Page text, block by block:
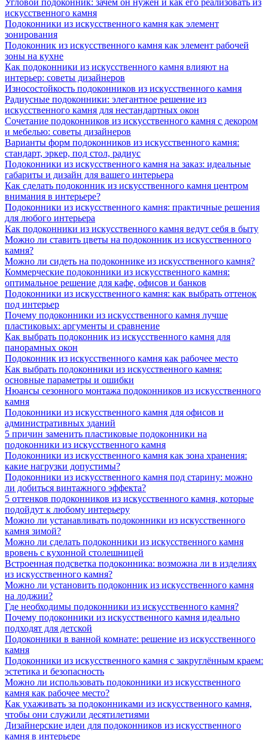
искусственного камня
Подоконники из искусственного камня как элемент
зонирования
Подоконник из искусственного камня как элемент рабочей
зоны на кухне
Как подоконники из искусственного камня влияют на
интерьер: советы дизайнеров
Износостойкость подоконников из искусственного камня
Радиусные подоконники: элегантное решение из
искусственного камня для нестандартных окон
Сочетание подоконников из искусственного камня с декором
и мебелью: советы дизайнеров
Варианты форм подоконников из искусственного камня:
стандарт, эркер, под стол, радиус
Подоконники из искусственного камня на заказ: идеальные
габариты и дизайн для вашего интерьера
Как сделать подоконник из искусственного камня центром
внимания в интерьере?
Подоконники из искусственного камня: практичные решения
для любого интерьера
Как подоконники из искусственного камня ведут себя в быту
Можно ли ставить цветы на подоконник из искусственного
камня?
Можно ли сидеть на подоконнике из искусственного камня?
Коммерческие подоконники из искусственного камня:
оптимальное решение для кафе, офисов и банков
Подоконники из искусственного камня: как выбрать оттенок
под интерьер
Почему подоконники из искусственного камня лучше
пластиковых: аргументы и сравнение
Как выбрать подоконник из искусственного камня для
панорамных окон
Подоконник из искусственного камня как рабочее место
Как выбрать подоконники из искусственного камня:
основные параметры и ошибки
Нюансы сезонного монтажа подоконников из искусственного
камня
Подоконники из искусственного камня для офисов и
административных зданий
5 причин заменить пластиковые подоконники на
подоконники из искусственного камня
Подоконники из искусственного камня как зона хранения:
какие нагрузки допустимы?
Подоконники из искусственного камня под старину: можно
ли добиться винтажного эффекта?
5 оттенков подоконников из искусственного камня, которые
подойдут к любому интерьеру
Можно ли устанавливать подоконники из искусственного
камня зимой?
Можно ли сделать подоконники из искусственного камня
вровень с кухонной столешницей
Встроенная подсветка подоконника: возможна ли в изделиях
из искусственного камня?
Можно ли установить подоконник из искусственного камня
на лоджии?
Где необходимы подоконники из искусственного камня?
Почему подоконники из искусственного камня идеально
подходят для детской
Подоконники в ванной комнате: решение из искусственного
камня
Подоконники из искусственного камня с закруглённым краем:
эстетика и безопасность
Можно ли использовать подоконники из искусственного
камня как рабочее место?
Как ухаживать за подоконниками из искусственного камня,
чтобы они служили десятилетиями
Дизайнерские идеи для подоконников из искусственного
камня в интерьере